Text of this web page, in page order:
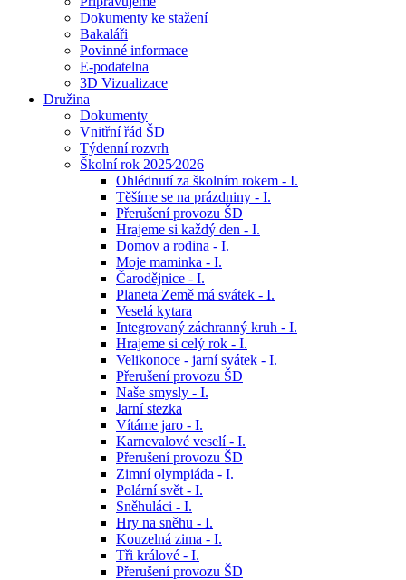
Dokumenty ke stažení
Bakaláři
Povinné informace
E-podatelna
3D Vizualizace
Družina
Dokumenty
Vnitřní řád ŠD
Týdenní rozvrh
Školní rok 2025⁄2026
Ohlédnutí za školním rokem - I.
Těšíme se na prázdniny - I.
Přerušení provozu ŠD
Hrajeme si každý den - I.
Domov a rodina - I.
Moje maminka - I.
Čarodějnice - I.
Planeta Země má svátek - I.
Veselá kytara
Integrovaný záchranný kruh - I.
Hrajeme si celý rok - I.
Velikonoce - jarní svátek - I.
Přerušení provozu ŠD
Naše smysly - I.
Jarní stezka
Vítáme jaro - I.
Karnevalové veselí - I.
Přerušení provozu ŠD
Zimní olympiáda - I.
Polární svět - I.
Sněhuláci - I.
Hry na sněhu - I.
Kouzelná zima - I.
Tři králové - I.
Přerušení provozu ŠD